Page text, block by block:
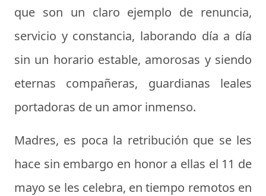
que son un claro ejemplo de renuncia,
servicio y constancia, laborando día a día
sin un horario estable, amorosas y siendo
eternas compañeras, guardianas leales
portadoras de un amor inmenso.
Madres, es poca la retribución que se les
hace sin embargo en honor a ellas el 11 de
mayo se les celebra, en tiempo remotos en